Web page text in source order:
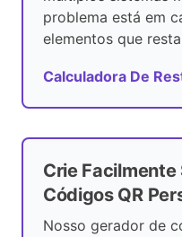
problema está em
elementos que
Calculadora De
Crie Facilmente
Códigos QR
Nosso gerador de